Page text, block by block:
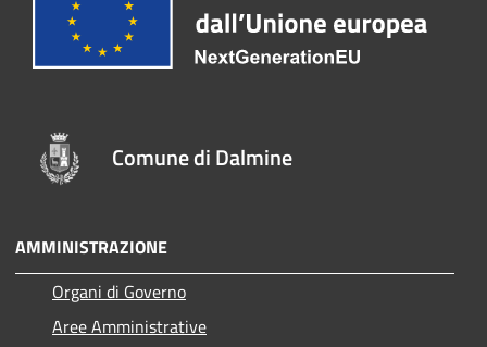
Comune di Dalmine
AMMINISTRAZIONE
Organi di Governo
Aree Amministrative